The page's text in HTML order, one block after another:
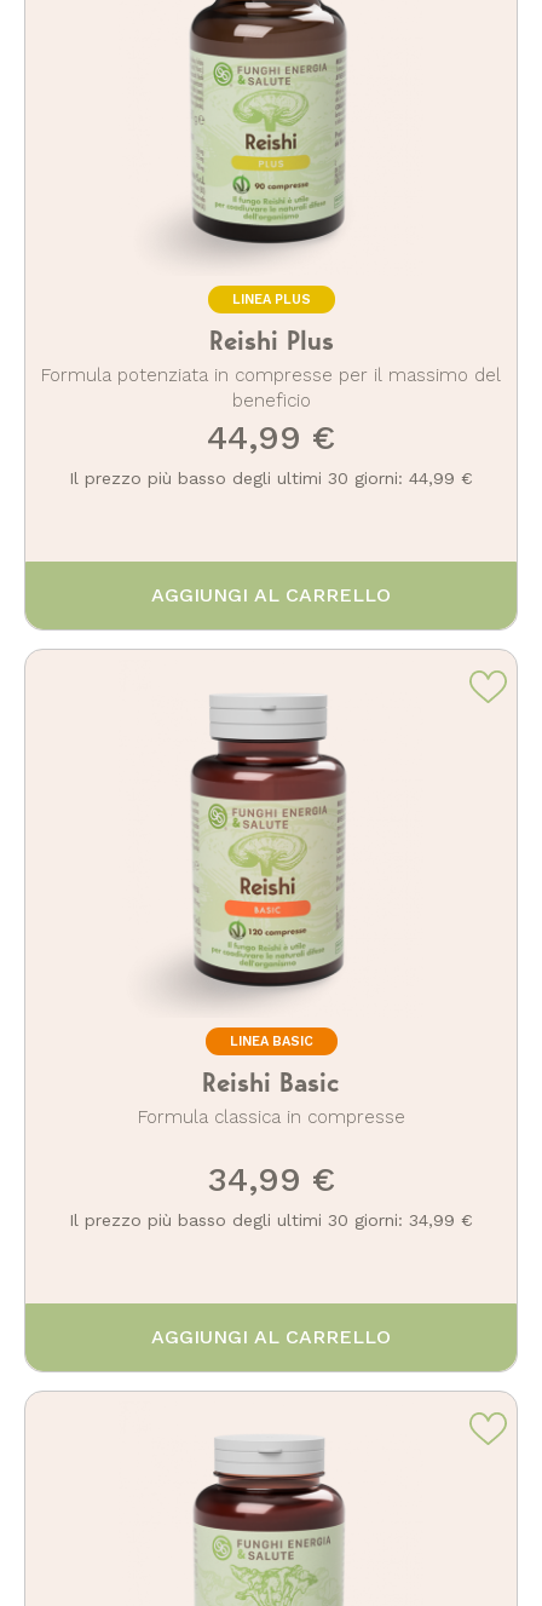
LINEA PLUS
Reishi Plus
Formula potenziata in compresse per il massimo del
beneficio
44,99 €
Il prezzo più basso degli ultimi 30 giorni: 44,99 €
AGGIUNGI AL CARRELLO
LINEA BASIC
Reishi Basic
Formula classica in compresse
34,99 €
Il prezzo più basso degli ultimi 30 giorni: 34,99 €
AGGIUNGI AL CARRELLO